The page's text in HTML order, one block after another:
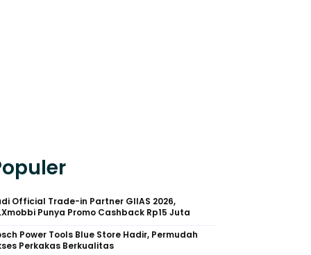
Official Trade-in Partner GIIAS 2026,
Punya Promo Cashback Rp15 Juta
Power Tools Blue Store Hadir, Permudah
Perkakas Berkualitas